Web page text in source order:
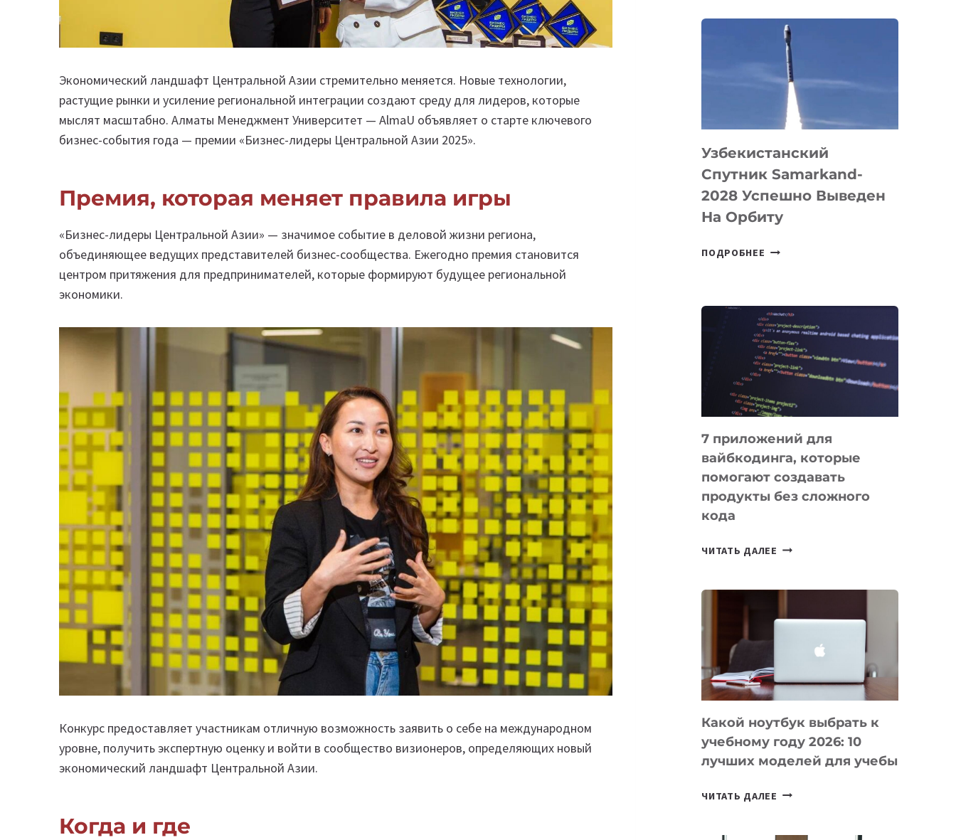
Экономический ландшафт Центральной Азии стремительно меняется. Новые технологии,
растущие рынки и усиление региональной интеграции создают среду для лидеров, которые
мыслят масштабно. Алматы Менеджмент Университет — AlmaU объявляет о старте ключевого
бизнес-события года — премии «Бизнес-лидеры Центральной Азии 2025».
Премия, которая меняет правила игры
«Бизнес-лидеры Центральной Азии» — значимое событие в деловой жизни региона,
объединяющее ведущих представителей бизнес-сообщества. Ежегодно премия становится
центром притяжения для предпринимателей, которые формируют будущее региональной
экономики.
Конкурс предоставляет участникам отличную возможность заявить о себе на международном
уровне, получить экспертную оценку и войти в сообщество визионеров, определяющих новый
экономический ландшафт Центральной Азии.
Когда и где
СТАРТАП
PROMETHEUS
ДЛЯ
СОЗДАНИЯ
«ИСКУССТВЕННОГО
ИНЖЕНЕРА»
Узбекистанский
Спутник Samarkand-
2028 Успешно Выведен
На Орбиту
ПОДРОБНЕЕ УЗБЕКИСТАНСКИЙ
УСПЕШНО
ВЫВЕДЕН
НА
ОРБИТУ
7 приложений для
вайбкодинга, которые
помогают создавать
продукты без сложного
кода
ЧИТАТЬ ДАЛЕЕ 7
КОТОРЫЕ
СОЗДАВАТЬ
БЕЗ
КОДА
Какой ноутбук выбрать к
учебному году 2026: 10
лучших моделей для учебы
ЧИТАТЬ ДАЛЕЕ КАКОЙ